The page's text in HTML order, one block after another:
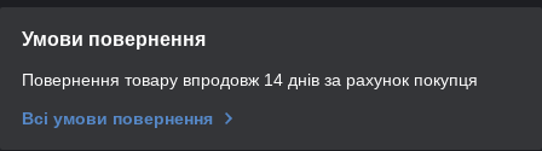
Умови повернення
Повернення товару впродовж 14 днів за рахунок покупця
Всі умови повернення